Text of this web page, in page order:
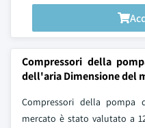
Compressori della
dell'aria Dimensione del
Compressori della
mercato è stato valutato a